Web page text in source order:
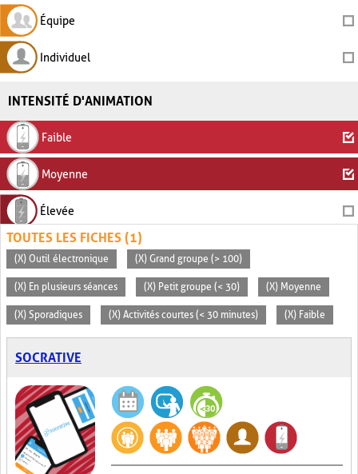
Équipe
Individuel
INTENSITÉ D'ANIMATION
Faible
Moyenne
Élevée
TOUTES LES FICHES (1)
(X) Outil électronique (X) Grand groupe (> 100)
(X) En plusieurs séances (X) Petit groupe (< 30) (X) Moyenne
(X) Sporadiques (X) Activités courtes (< 30 minutes) (X) Faible
SOCRATIVE